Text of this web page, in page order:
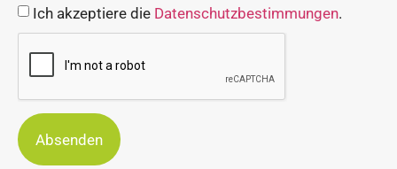
Ich akzeptiere die Datenschutzbestimmungen.
Absenden